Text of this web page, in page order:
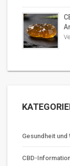
Gesundheit und
CBD-